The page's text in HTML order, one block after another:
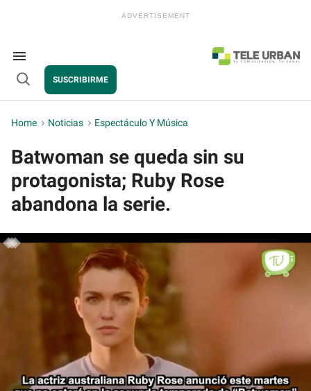
Search
&
Section
Navigation
Open
SUSCRIBIRME
Home > Noticias > Espectáculo Y Música
Batwoman se queda sin su
protagonista; Ruby Rose
abandona la serie.